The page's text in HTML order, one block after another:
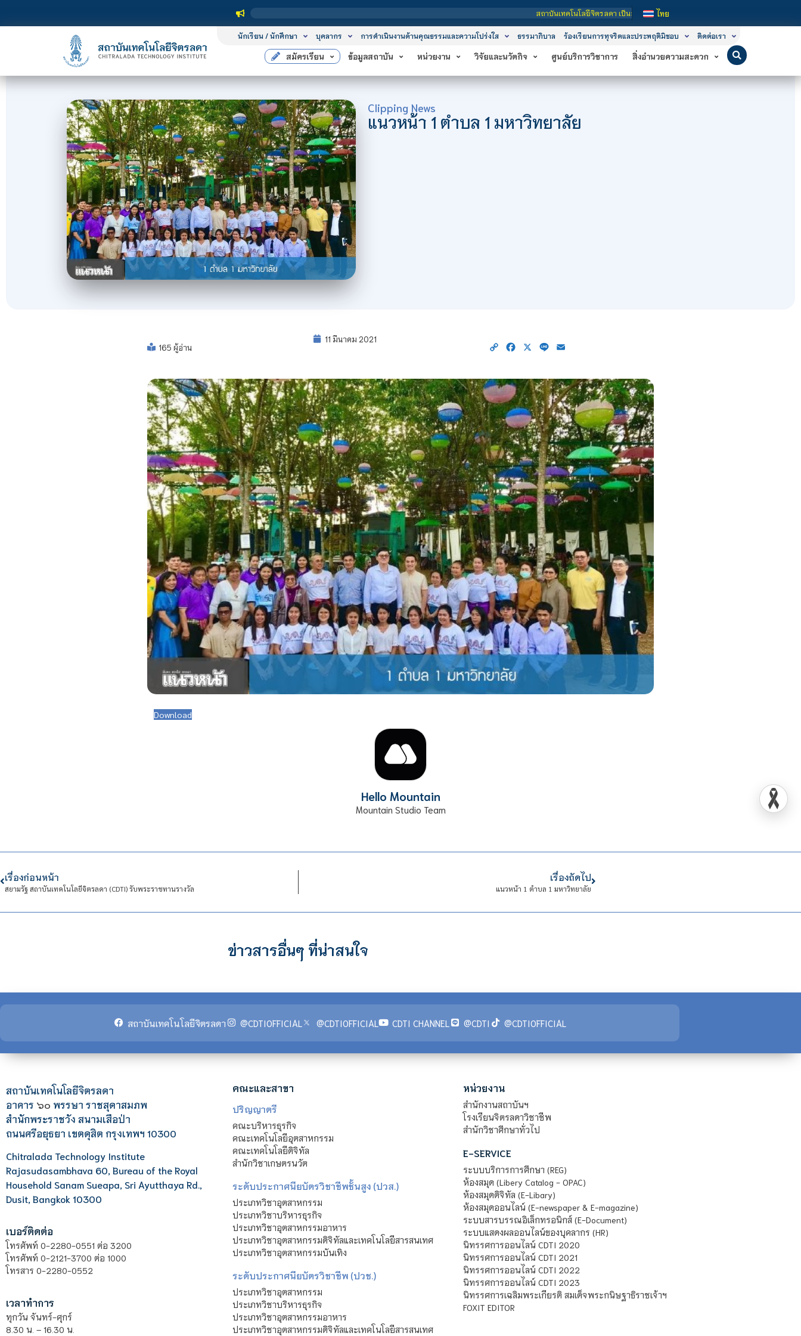
สถาบันเทคโนโลยีจิตรลดา เป็นสถาบันอุดมศึกษาในกำกับของรัฐ เปิดหลักสูตรการเรียนการสอ
ไทย
นักเรียน / นักศึกษา บุคลากร การดำเนินงานด้านคุณธรรมและความโปร่งใส ธรรมาภิบาล ร้องเรียนการทุจริตและประพฤติมิชอบ ติดต่อเรา
สมัครเรียน ข้อมูลสถาบัน หน่วยงาน วิจัยและนวัตกิจ ศูนย์บริการวิชาการ สิ่งอำนวยความสะดวก
Clipping News
แนวหน้า 1 ตำบล 1 มหาวิทยาลัย
165 ผู้อ่าน
11 มีนาคม 2021
Copy Facebook
X Line
Download
Hello Mountain
Mountain Studio Team
เรื่องก่อนหน้า
สยามรัฐ สถาบันเทคโนโลยีจิตรลดา (CDTI) รับพระราชทานรางวัล
เรื่องถัดไป
แนวหน้า 1 ตำบล 1 มหาวิทยาลัย
ข่าวสารอื่นๆ ที่น่าสนใจ
สถาบันเทคโนโลยีจิตรลดา @CDTIOFFICIAL @CDTIOFFICIAL CDTI CHANNEL @CDTI @CDTIOFFICIAL
สถาบันเทคโนโลยีจิตรลดา
อาคาร ๖๐ พรรษา ราชสุดาสมภพ
สำนักพระราชวัง สนามเสือป่า
ถนนศรีอยุธยา เขตดุสิต กรุงเทพฯ 10300
Chitralada Technology Institute
Rajasudasambhava 60, Bureau of the Royal
Household Sanam Sueapa, Sri Ayutthaya Rd.,
Dusit, Bangkok 10300
เบอร์ติดต่อ
โทรศัพท์ 0-2280-0551 ต่อ 3200
โทรศัพท์ 0-2121-3700 ต่อ 1000
โทรสาร 0-2280-0552
เวลาทำการ
ทุกวัน จันทร์-ศุกร์
8.30 น. – 16.30 น.
คณะและสาขา
ปริญญาตรี
คณะบริหารธุรกิจ
คณะเทคโนโลยีอุตสาหกรรม
คณะเทคโนโลยีดิจิทัล
สำนักวิชาเกษตรนวัต
ระดับประกาศนียบัตรวิชาชีพชั้นสูง (ปวส.)
ประเภทวิชาอุตสาหกรรม
ประเภทวิชาบริหารธุรกิจ
ประเภทวิชาอุตสาหกรรมอาหาร
ประเภทวิชาอุตสาหกรรมดิจิทัลและเทคโนโลยีสารสนเทศ
ประเภทวิชาอุตสาหกรรมบันเทิง
ระดับประกาศนียบัตรวิชาชีพ (ปวช.)
ประเภทวิชาอุตสาหกรรม
ประเภทวิชาบริหารธุรกิจ
ประเภทวิชาอุตสาหกรรมอาหาร
ประเภทวิชาอุตสาหกรรมดิจิทัลและเทคโนโลยีสารสนเทศ
หน่วยงาน
สำนักงานสถาบันฯ
โรงเรียนจิตรลดาวิชาชีพ
สำนักวิชาศึกษาทั่วไป
E-SERVICE
ระบบบริการการศึกษา (REG)
ห้องสมุด (Libery Catalog - OPAC)
ห้องสมุดดิจิทัล (E-Libary)
ห้องสมุดออนไลน์ (E-newspaper & E-magazine)
ระบบสารบรรณอิเล็กทรอนิกส์ (E-Document)
ระบบแสดงผลออนไลน์ของบุคลากร (HR)
นิทรรศการออนไลน์ CDTI 2020
นิทรรศการออนไลน์ CDTI 2021
นิทรรศการออนไลน์ CDTI 2022
นิทรรศการออนไลน์ CDTI 2023
นิทรรศการเฉลิมพระเกียรติ สมเด็จพระกนิษฐาธิราชเจ้าฯ
FOXIT EDITOR